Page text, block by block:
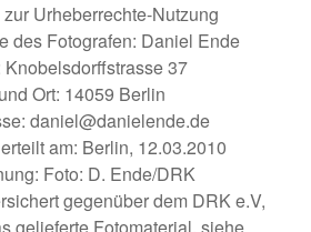
Urheberrechte-Nutzung
des Fotografen: Daniel Ende
Knobelsdorffstrasse 37
Ort: 14059 Berlin
daniel@danielende.de
am: Berlin, 12.03.2010
Foto: D. Ende/DRK
gegenüber dem DRK e.V,